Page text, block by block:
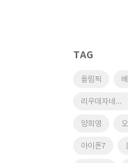
TAG
올림픽
리우데자네이루
양희영
아이폰7